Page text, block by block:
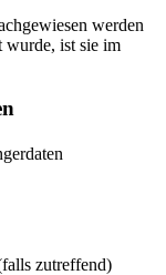
werden
wurde, ist sie im
zutreffend)